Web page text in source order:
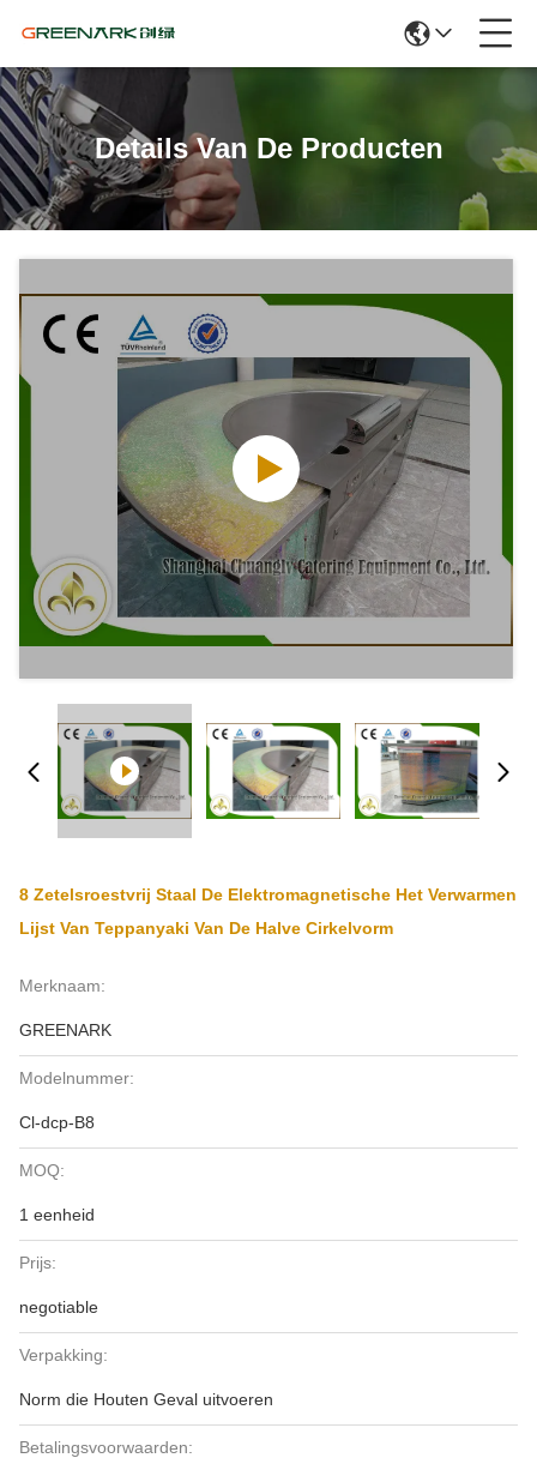
Details Van De Producten
8 Zetelsroestvrij Staal De Elektromagnetische Het Verwarmen
Lijst Van Teppanyaki Van De Halve Cirkelvorm
Merknaam:
GREENARK
Modelnummer:
Cl-dcp-B8
MOQ:
1 eenheid
Prijs:
negotiable
Verpakking:
Norm die Houten Geval uitvoeren
Betalingsvoorwaarden: